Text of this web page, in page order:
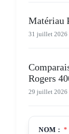
Matériau
31 juillet 2026
Rogers
29 juillet 2026
NOM : *